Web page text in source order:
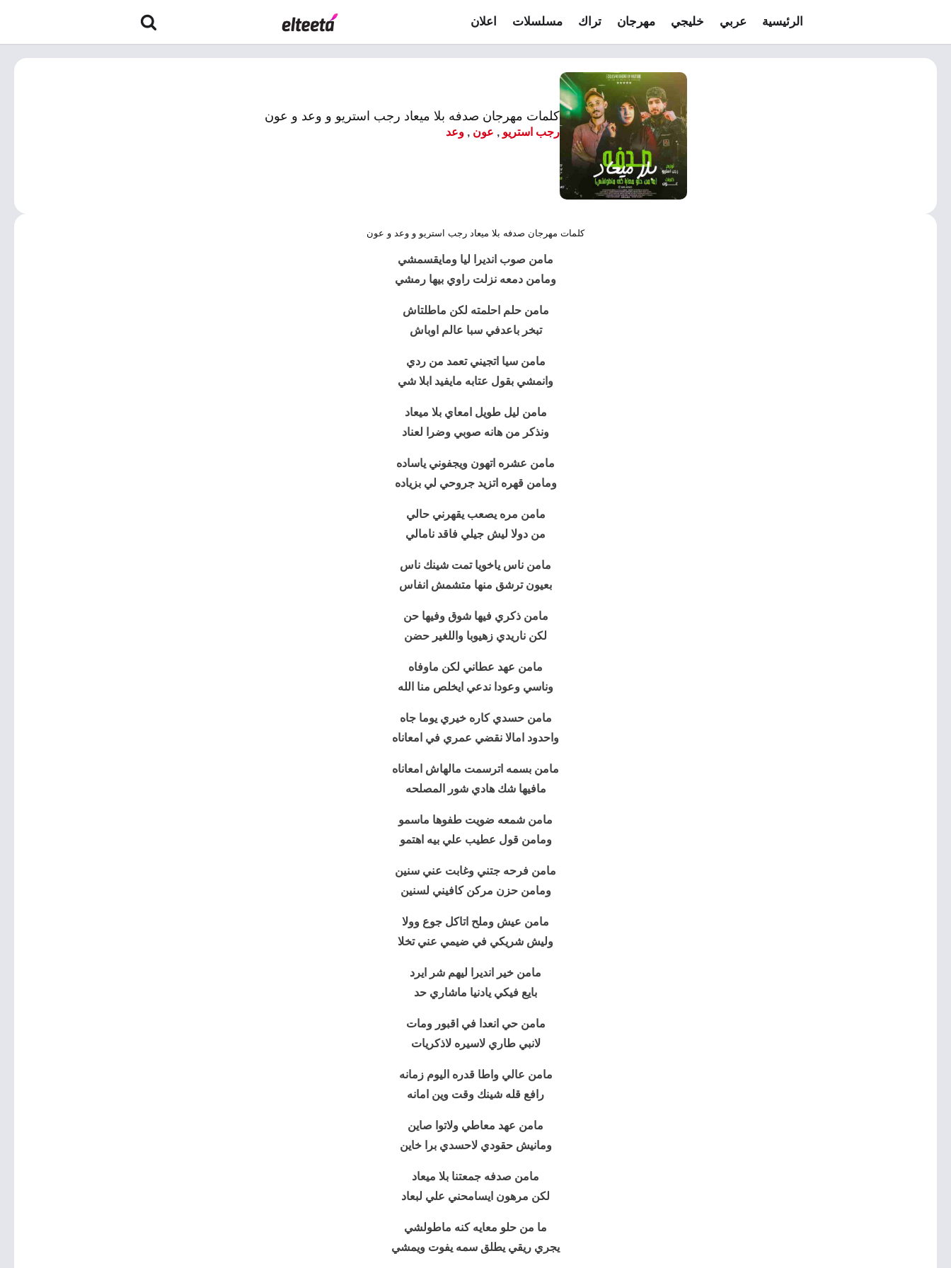
الرئيسية عربي خليجي مهرجان تراك مسلسلات اعلان
كلمات مهرجان صدفه بلا ميعاد رجب استريو و وعد و عون
رجب استريو , عون ,وعد
كلمات مهرجان صدفه بلا ميعاد رجب استريو و وعد و عون
مامن صوب انديرا ليا ومايقسمشي
ومامن دمعه نزلت راوي بيها رمشي
مامن حلم احلمته لكن ماطلتاش
تبخر باعدفي سبا عالم اوباش
مامن سيا اتجيني تعمد من ردي
وانمشي بقول عتابه مايفيد ابلا شي
مامن ليل طويل امعاي بلا ميعاد
ونذكر من هانه صوبي وضرا لعناد
مامن عشره اتهون ويجفوني ياساده
ومامن قهره اتزيد جروحي لي بزياده
مامن مره يصعب يقهرني حالي
من دولا ليش جيلي فاقد نامالي
مامن ناس ياخويا تمت شينك ناس
بعيون ترشق منها متشمش انفاس
مامن ذكري فيها شوق وفيها حن
لكن ناريدي زهيوبا واللغير حضن
مامن عهد عطاني لكن ماوفاه
وناسي وعودا ندعي ايخلص منا الله
مامن حسدي كاره خيري يوما جاه
واحدود امالا نقضي عمري في امعاناه
مامن بسمه اترسمت مالهاش امعاناه
مافيها شك هادي شور المصلحه
مامن شمعه ضويت طفوها ماسمو
ومامن قول عطيب علي بيه اهتمو
مامن فرحه جتني وغابت عني سنين
ومامن حزن مركن كافيني لسنين
مامن عيش وملح اتاكل جوع وولا
وليش شريكي في ضيمي عني تخلا
مامن خير انديرا ليهم شر ايرد
بايع فيكي يادنيا ماشاري حد
مامن حي انعدا في اقبور ومات
لانبي طاري لاسيره لاذكريات
مامن عالي واطا قدره اليوم زمانه
رافع قله شينك وقت وين امانه
مامن عهد معاطي ولاتوا صاين
ومانيش حقودي لاحسدي برا خاين
مامن صدفه جمعتنا بلا ميعاد
لكن مرهون ايسامحني علي لبعاد
ما من حلو معايه كنه ماطولشي
يجري ريقي يطلق سمه يفوت ويمشي